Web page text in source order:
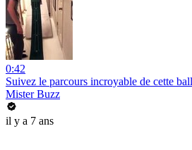
0:42
Suivez le parcours incroyable de cette
Mister Buzz
il y a 7 ans